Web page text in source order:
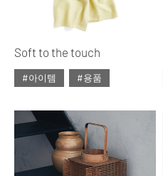
Soft to the touch
#아이템
#용품
#ISSUE256